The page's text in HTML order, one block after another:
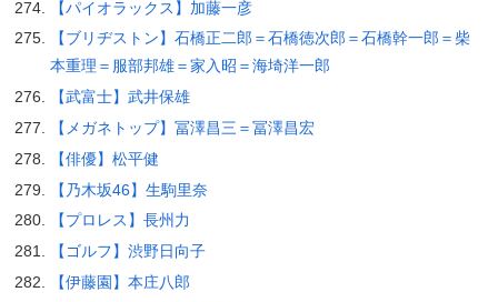
【パイオラックス】加藤一彦
【ブリヂストン】石橋正二郎＝石橋徳次郎＝石橋幹一郎＝柴
本重理＝服部邦雄＝家入昭＝海埼洋一郎
【武富士】武井保雄
【メガネトップ】冨澤昌三＝冨澤昌宏
【俳優】松平健
【乃木坂46】生駒里奈
【プロレス】長州力
【ゴルフ】渋野日向子
【伊藤園】本庄八郎